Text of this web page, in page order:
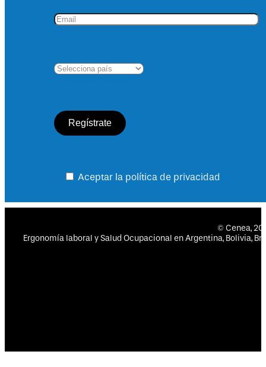
Aceptar la política de privacidad
© Cenea,
Ergonomía laboral y Salud Ocupacional en Argentina, Bolivia,